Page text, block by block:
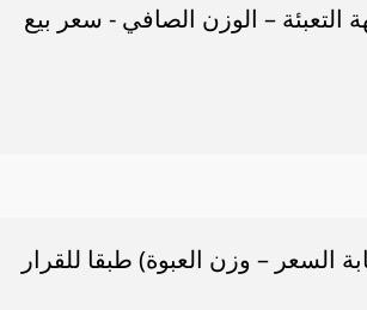
التعبئة – الوزن الصافي - سعر بيع
السعر – وزن العبوة) طبقا للقرار